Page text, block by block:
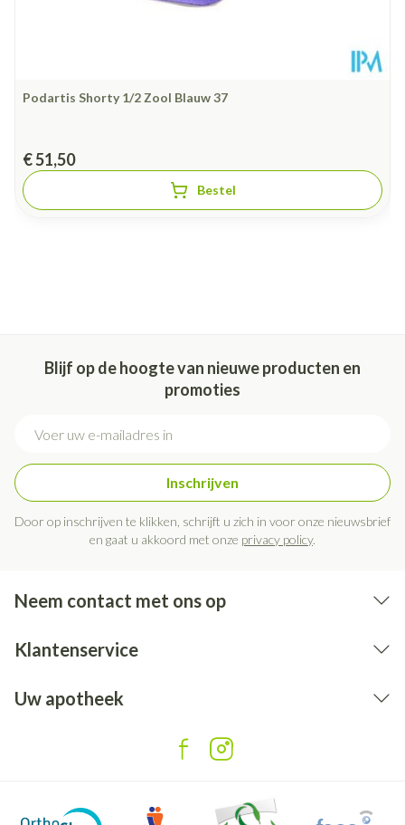
Podartis Shorty 1/2 Zool Blauw 37
€ 51,50
Bestel
Blijf op de hoogte van nieuwe producten en
promoties
Inschrijven
Door op inschrijven te klikken, schrijft u zich in voor onze nieuwsbrief
en gaat u akkoord met onze privacy policy.
Neem contact met ons op
Klantenservice
Uw apotheek